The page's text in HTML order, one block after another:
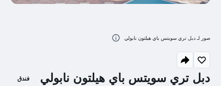
دبل تري سويتس باي هيلتون نابولي فندق
صور لـ دبل تري سويتس باي هيلتون نابولي